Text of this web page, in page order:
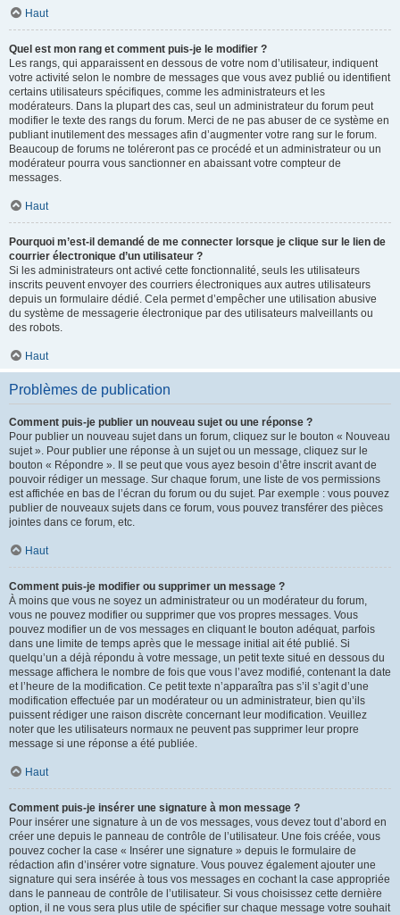
Haut
Quel est mon rang et comment puis-je le modifier ?
Les rangs, qui apparaissent en dessous de votre nom d’utilisateur, indiquent
votre activité selon le nombre de messages que vous avez publié ou identifient
certains utilisateurs spécifiques, comme les administrateurs et les
modérateurs. Dans la plupart des cas, seul un administrateur du forum peut
modifier le texte des rangs du forum. Merci de ne pas abuser de ce système en
publiant inutilement des messages afin d’augmenter votre rang sur le forum.
Beaucoup de forums ne toléreront pas ce procédé et un administrateur ou un
modérateur pourra vous sanctionner en abaissant votre compteur de
messages.
Haut
Pourquoi m’est-il demandé de me connecter lorsque je clique sur le lien de
courrier électronique d’un utilisateur ?
Si les administrateurs ont activé cette fonctionnalité, seuls les utilisateurs
inscrits peuvent envoyer des courriers électroniques aux autres utilisateurs
depuis un formulaire dédié. Cela permet d’empêcher une utilisation abusive
du système de messagerie électronique par des utilisateurs malveillants ou
des robots.
Haut
Problèmes de publication
Comment puis-je publier un nouveau sujet ou une réponse ?
Pour publier un nouveau sujet dans un forum, cliquez sur le bouton « Nouveau
sujet ». Pour publier une réponse à un sujet ou un message, cliquez sur le
bouton « Répondre ». Il se peut que vous ayez besoin d’être inscrit avant de
pouvoir rédiger un message. Sur chaque forum, une liste de vos permissions
est affichée en bas de l’écran du forum ou du sujet. Par exemple : vous pouvez
publier de nouveaux sujets dans ce forum, vous pouvez transférer des pièces
jointes dans ce forum, etc.
Haut
Comment puis-je modifier ou supprimer un message ?
À moins que vous ne soyez un administrateur ou un modérateur du forum,
vous ne pouvez modifier ou supprimer que vos propres messages. Vous
pouvez modifier un de vos messages en cliquant le bouton adéquat, parfois
dans une limite de temps après que le message initial ait été publié. Si
quelqu’un a déjà répondu à votre message, un petit texte situé en dessous du
message affichera le nombre de fois que vous l’avez modifié, contenant la date
et l’heure de la modification. Ce petit texte n’apparaîtra pas s’il s’agit d’une
modification effectuée par un modérateur ou un administrateur, bien qu’ils
puissent rédiger une raison discrète concernant leur modification. Veuillez
noter que les utilisateurs normaux ne peuvent pas supprimer leur propre
message si une réponse a été publiée.
Haut
Comment puis-je insérer une signature à mon message ?
Pour insérer une signature à un de vos messages, vous devez tout d’abord en
créer une depuis le panneau de contrôle de l’utilisateur. Une fois créée, vous
pouvez cocher la case « Insérer une signature » depuis le formulaire de
rédaction afin d’insérer votre signature. Vous pouvez également ajouter une
signature qui sera insérée à tous vos messages en cochant la case appropriée
dans le panneau de contrôle de l’utilisateur. Si vous choisissez cette dernière
option, il ne vous sera plus utile de spécifier sur chaque message votre souhait